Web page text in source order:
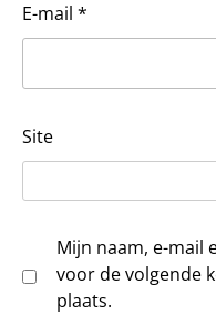
E-mail *
Site
Mijn naam, e-mail
voor de volgende
plaats.